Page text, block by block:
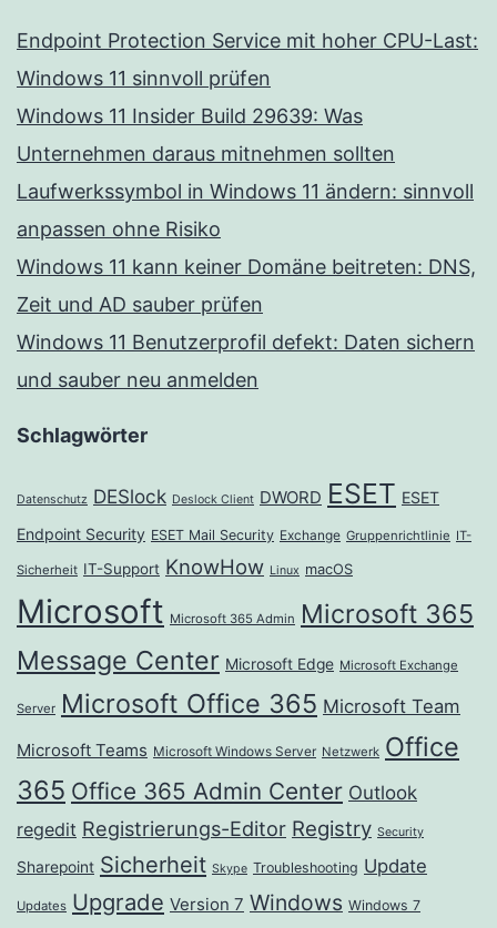
Endpoint Protection Service mit hoher CPU-Last:
Windows 11 sinnvoll prüfen
Windows 11 Insider Build 29639: Was
Unternehmen daraus mitnehmen sollten
Laufwerkssymbol in Windows 11 ändern: sinnvoll
anpassen ohne Risiko
Windows 11 kann keiner Domäne beitreten: DNS,
Zeit und AD sauber prüfen
Windows 11 Benutzerprofil defekt: Daten sichern
und sauber neu anmelden
Schlagwörter
Datenschutz DESlock Deslock Client DWORD ESET ESET
Endpoint Security ESET Mail Security Exchange Gruppenrichtlinie IT-
Sicherheit IT-Support KnowHow Linux macOS
Microsoft Microsoft 365 Admin Microsoft 365
Message Center Microsoft Edge Microsoft Exchange
Server Microsoft Office 365 Microsoft Team
Microsoft Teams Microsoft Windows Server Netzwerk Office
365 Office 365 Admin Center Outlook
regedit Registrierungs-Editor Registry Security
Sharepoint Sicherheit Skype Troubleshooting Update
Updates Upgrade Version 7 Windows Windows 7